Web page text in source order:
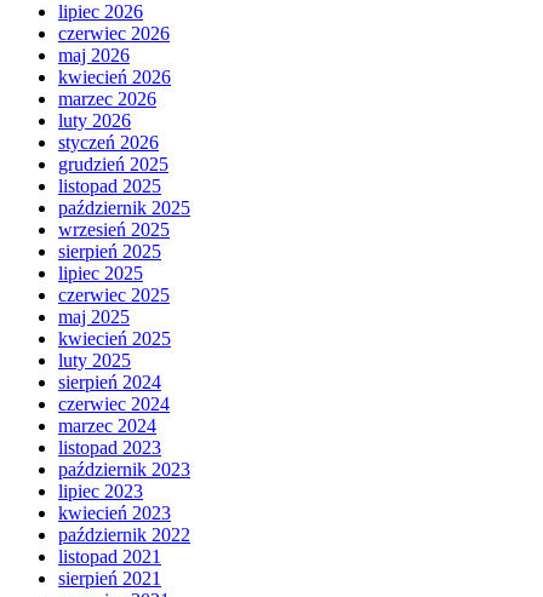
lipiec 2026
czerwiec 2026
maj 2026
kwiecień 2026
marzec 2026
luty 2026
styczeń 2026
grudzień 2025
listopad 2025
październik 2025
wrzesień 2025
sierpień 2025
lipiec 2025
czerwiec 2025
maj 2025
kwiecień 2025
luty 2025
sierpień 2024
czerwiec 2024
marzec 2024
listopad 2023
październik 2023
lipiec 2023
kwiecień 2023
październik 2022
listopad 2021
sierpień 2021